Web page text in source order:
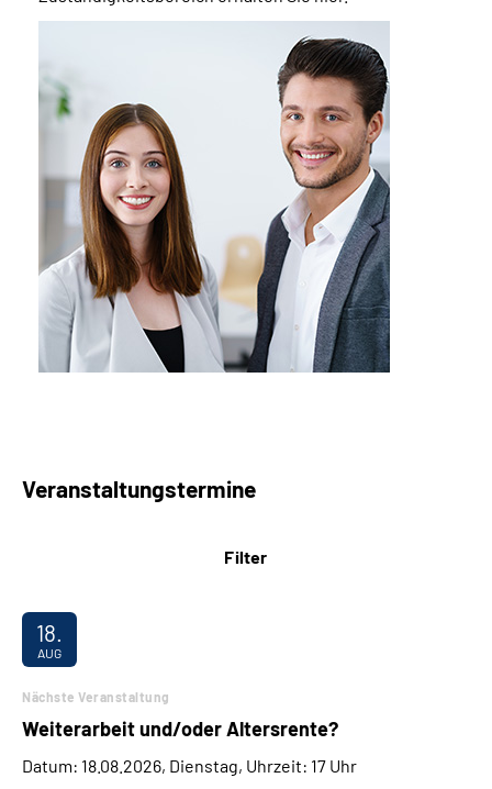
Veranstaltungstermine
Filter
Nächste Veranstaltung
Weiterarbeit und/oder Altersrente?
Datum: 18.08.2026, Dienstag, Uhrzeit: 17 Uhr
18.
AUG